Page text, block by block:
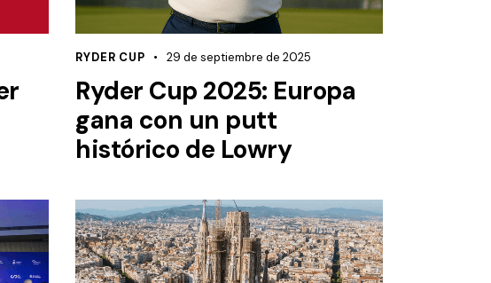
RYDER CUP 29 de septiembre de 2025
Ryder Cup 2025: Europa
gana con un putt
histórico de Lowry